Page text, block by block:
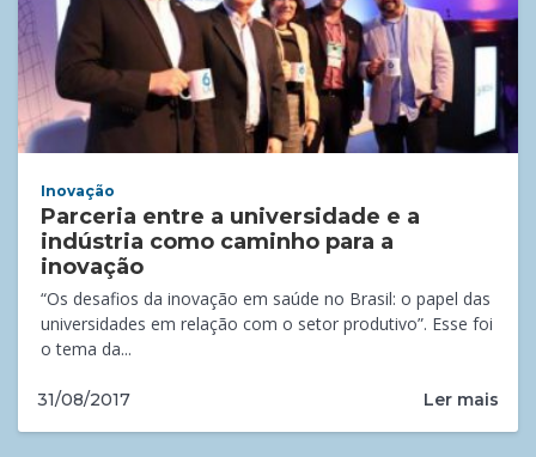
Inovação
Parceria entre a universidade e a
indústria como caminho para a
inovação
“Os desafios da inovação em saúde no Brasil: o papel das
universidades em relação com o setor produtivo”. Esse foi
o tema da...
31/08/2017 Ler mais